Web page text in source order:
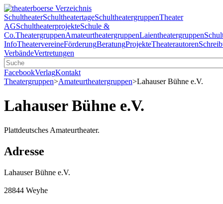
SchultheaterSchultheatertageSchultheatergruppenTheater
AGSchultheaterprojekteSchule &
Co.TheatergruppenAmateurtheatergruppenLaientheatergruppen
InfoTheatervereineFörderungBeratungProjekteTheaterautoren
VerbändeVertretungen
FacebookVerlagKontakt
Theatergruppen>Amateurtheatergruppen>Lahauser Bühne e.V.
Lahauser Bühne e.V.
Plattdeutsches Amateurtheater.
Adresse
Lahauser Bühne e.V.
28844 Weyhe